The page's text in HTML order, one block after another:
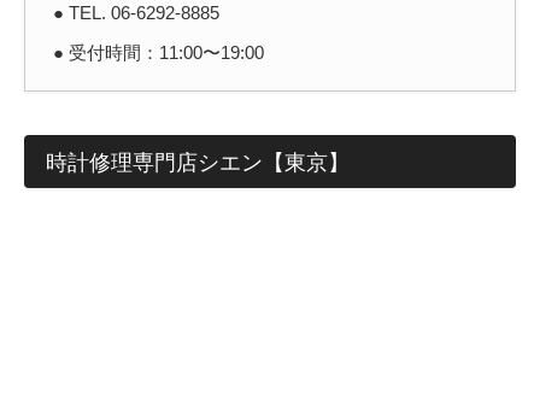
● TEL. 06-6292-8885
● 受付時間：11:00〜19:00
時計修理専門店シエン【東京】